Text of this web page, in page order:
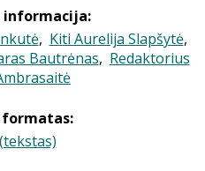
informacija:
, Kiti Aurelija Slapšytė,
Bautrėnas, Redaktorius